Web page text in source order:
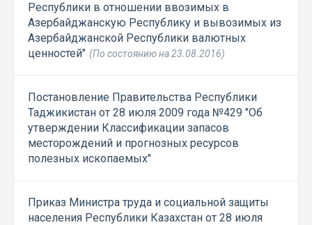
Республики в отношении ввозимых в
Азербайджанскую Республику и вывозимых из
Азербайджанской Республики валютных
ценностей" (По состоянию на 23.08.2016)
Постановление Правительства Республики
Таджикистан от 28 июля 2009 года №429 "Об
утверждении Классификации запасов
месторождений и прогнозных ресурсов
полезных ископаемых"
Приказ Министра труда и социальной защиты
населения Республики Казахстан от 28 июля